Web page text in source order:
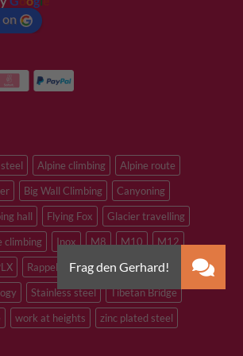
on
Alpine climbing
Alpine route
Big Wall Climbing
Canyoning
hall Flying Fox
Glacier travelling
climbing Inox M8 M10
M12
Rappelling Sandstone
Slacklining
Stainless steel
Tibetan Bridge
work at heights zinc plated steel